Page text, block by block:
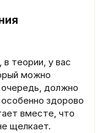
теории, у вас
можно
должно
здорово
вместе, что
щелкает.